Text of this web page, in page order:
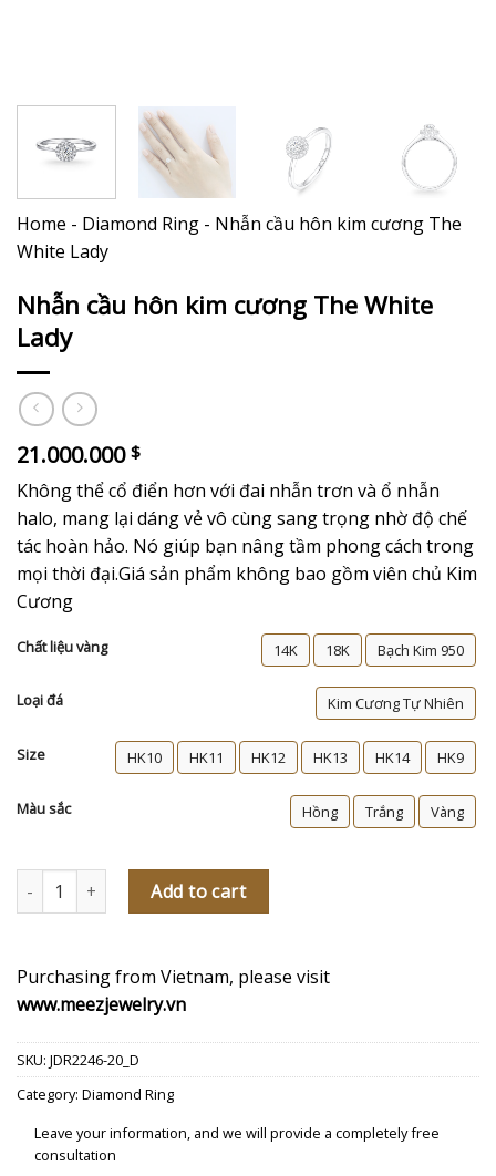
Home - Diamond Ring - Nhẫn cầu hôn kim cương The
White Lady
Nhẫn cầu hôn kim cương The White
Lady
21.000.000 $
Không thể cổ điển hơn với đai nhẫn trơn và ổ nhẫn
halo, mang lại dáng vẻ vô cùng sang trọng nhờ độ chế
tác hoàn hảo. Nó giúp bạn nâng tầm phong cách trong
mọi thời đại.Giá sản phẩm không bao gồm viên chủ Kim
Cương
Chất liệu vàng 14K 18K Bạch Kim 950
Loại đá Kim Cương Tự Nhiên
Size HK10 HK11 HK12 HK13 HK14 HK9
Màu sắc Hồng Trắng Vàng
Nhẫn cầu hôn kim cương The White Lady quantity
Add to cart
Purchasing from Vietnam, please visit
www.meezjewelry.vn
SKU: JDR2246-20_D
Category: Diamond Ring
Leave your information, and we will provide a completely free
consultation